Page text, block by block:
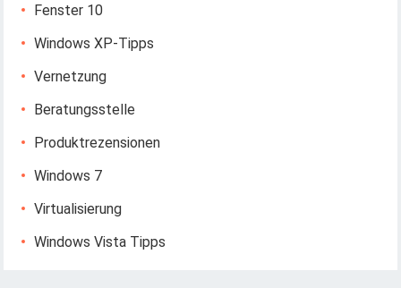
Fenster 10
Windows XP-Tipps
Vernetzung
Beratungsstelle
Produktrezensionen
Windows 7
Virtualisierung
Windows Vista Tipps